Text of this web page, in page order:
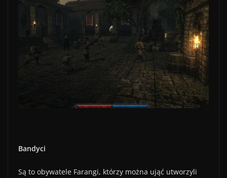
Bandyci
Są to obywatele Farangi, którzy można ująć utworzyli